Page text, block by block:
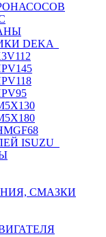
DEKA
ISUZU
СМАЗКИ